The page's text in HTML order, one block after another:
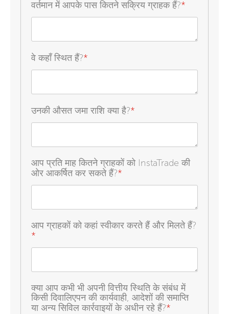
वर्तमान में आपके पास कितने सक्रिय ग्राहक हैं?*
वे कहाँ स्थित हैं?*
उनकी औसत जमा राशि क्या है?*
आप प्रति माह कितने ग्राहकों को InstaTrade की
ओर आकर्षित कर सकते हैं?*
आप ग्राहकों को कहां स्वीकार करते हैं और मिलते हैं?
*
क्या आप कभी भी अपनी वित्तीय स्थिति के संबंध में
किसी दिवालिएपन की कार्यवाही, आदेशों की समाप्ति
या अन्य सिविल कार्रवाइयों के अधीन रहे हैं?*